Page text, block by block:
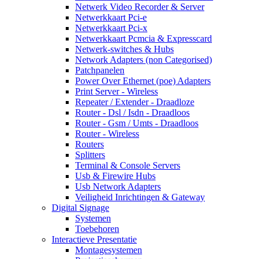
Netwerk Video Recorder & Server
Netwerkkaart Pci-e
Netwerkkaart Pci-x
Netwerkkaart Pcmcia & Expresscard
Netwerk-switches & Hubs
Network Adapters (non Categorised)
Patchpanelen
Power Over Ethernet (poe) Adapters
Print Server - Wireless
Repeater / Extender - Draadloze
Router - Dsl / Isdn - Draadloos
Router - Gsm / Umts - Draadloos
Router - Wireless
Routers
Splitters
Terminal & Console Servers
Usb & Firewire Hubs
Usb Network Adapters
Veiligheid Inrichtingen & Gateway
Digital Signage
Systemen
Toebehoren
Interactieve Presentatie
Montagesystemen